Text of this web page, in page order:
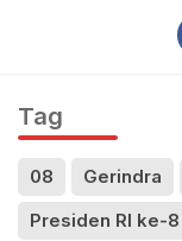
Tag
08 Gerindra
Presiden RI ke-8